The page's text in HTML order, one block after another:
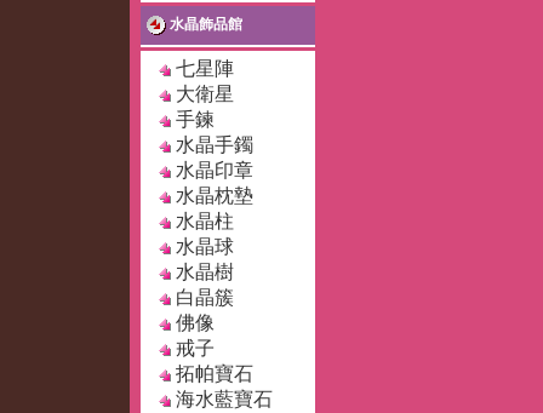
水晶飾品館
七星陣
大衛星
手鍊
水晶手鐲
水晶印章
水晶枕墊
水晶柱
水晶球
水晶樹
白晶簇
佛像
戒子
拓帕寶石
海水藍寶石